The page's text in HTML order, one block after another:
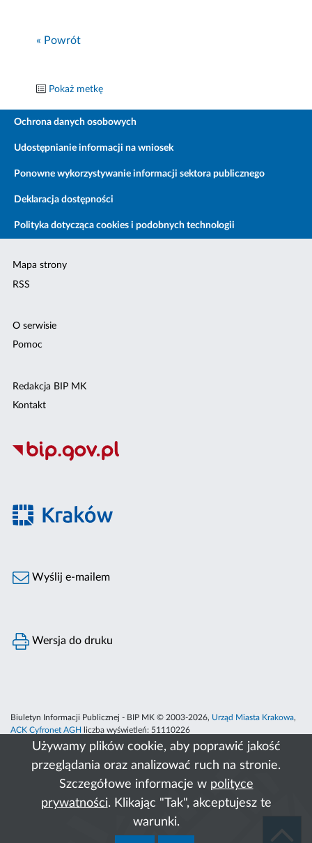
Używamy plików cookie, aby poprawić jakość
przeglądania oraz analizować ruch na stronie.
Szczegółowe informacje w polityce
prywatności. Klikając "Tak", akceptujesz te
warunki.
« Powrót
Pokaż metkę
Ochrona danych osobowych
Udostępnianie informacji na wniosek
Ponowne wykorzystywanie informacji sektora publicznego
Deklaracja dostępności
Polityka dotycząca cookies i podobnych technologii
Mapa strony
RSS
O serwisie
Pomoc
Redakcja BIP MK
Kontakt
Wyślij e-mailem
Wersja do druku
Biuletyn Informacji Publicznej - BIP MK © 2003-2026, Urząd Miasta Krakowa,
ACK Cyfronet AGH
liczba wyświetleń: 51110226